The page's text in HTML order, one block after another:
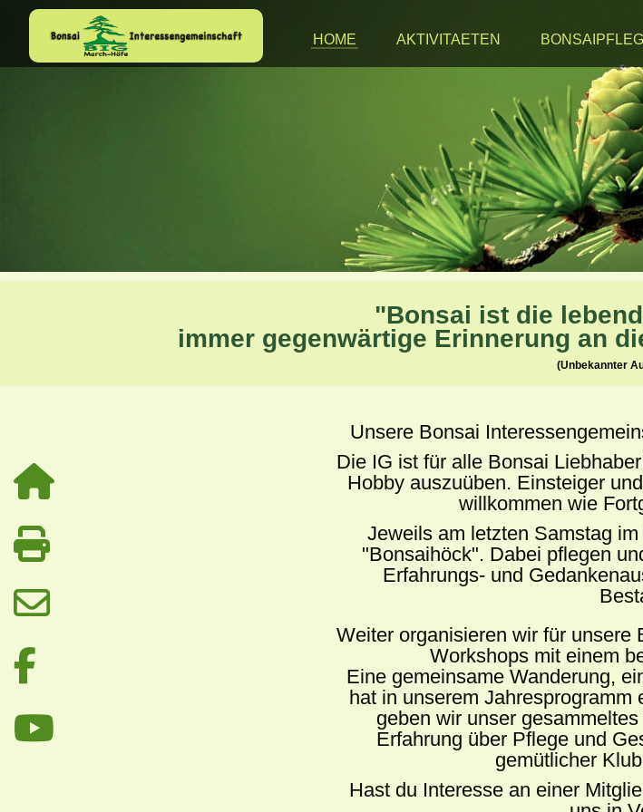
HOME AKTIVITAETEN
"Bonsai ist die
immer gegenwärtige Erinnerung an
(Unbekannter





Unsere Bonsai
Die IG ist für alle Bonsai
Hobby auszuüben. Einsteiger
willkommen wie
Jeweils am letzten Samstag
"Bonsaihöck". Dabei pflegen
Erfahrungs- und
Weiter organisieren wir für unsere
Workshops mit einem
Eine gemeinsame Wanderung,
hat in unserem
geben wir unser
Erfahrung über Pflege und
gemütlicher
Hast du Interesse an einer